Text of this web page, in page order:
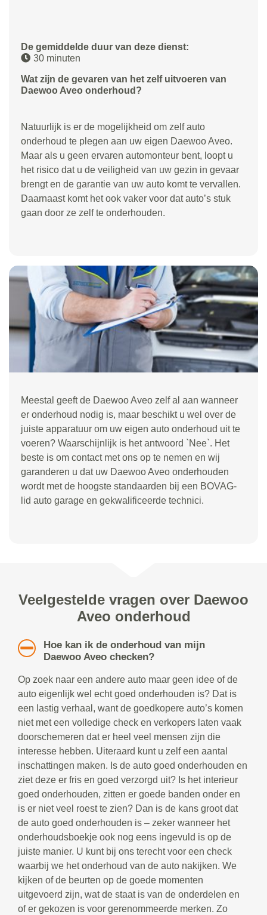
De gemiddelde duur van deze dienst:
30 minuten
Wat zijn de gevaren van het zelf uitvoeren van
Daewoo Aveo onderhoud?
Natuurlijk is er de mogelijkheid om zelf auto
onderhoud te plegen aan uw eigen Daewoo Aveo.
Maar als u geen ervaren automonteur bent, loopt u
het risico dat u de veiligheid van uw gezin in gevaar
brengt en de garantie van uw auto komt te vervallen.
Daarnaast komt het ook vaker voor dat auto’s stuk
gaan door ze zelf te onderhouden.
Meestal geeft de Daewoo Aveo zelf al aan wanneer
er onderhoud nodig is, maar beschikt u wel over de
juiste apparatuur om uw eigen auto onderhoud uit te
voeren? Waarschijnlijk is het antwoord `Nee`. Het
beste is om contact met ons op te nemen en wij
garanderen u dat uw Daewoo Aveo onderhouden
wordt met de hoogste standaarden bij een BOVAG-
lid auto garage en gekwalificeerde technici.
Veelgestelde vragen over Daewoo
Aveo onderhoud
Hoe kan ik de onderhoud van mijn
Daewoo Aveo checken?
Op zoek naar een andere auto maar geen idee of de
auto eigenlijk wel echt goed onderhouden is? Dat is
een lastig verhaal, want de goedkopere auto’s komen
niet met een volledige check en verkopers laten vaak
doorschemeren dat er heel veel mensen zijn die
interesse hebben. Uiteraard kunt u zelf een aantal
inschattingen maken. Is de auto goed onderhouden en
ziet deze er fris en goed verzorgd uit? Is het interieur
goed onderhouden, zitten er goede banden onder en
is er niet veel roest te zien? Dan is de kans groot dat
de auto goed onderhouden is – zeker wanneer het
onderhoudsboekje ook nog eens ingevuld is op de
juiste manier. U kunt bij ons terecht voor een check
waarbij we het onderhoud van de auto nakijken. We
kijken of de beurten op de goede momenten
uitgevoerd zijn, wat de staat is van de onderdelen en
of er gekozen is voor gerenommeerde merken. Zo